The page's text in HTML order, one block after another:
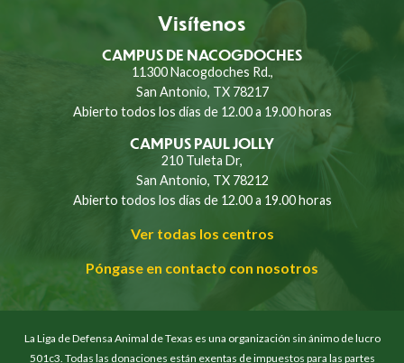
Visítenos
CAMPUS DE NACOGDOCHES
11300 Nacogdoches Rd.,
San Antonio, TX 78217
Abierto todos los días de 12.00 a 19.00 horas
CAMPUS PAUL JOLLY
210 Tuleta Dr,
San Antonio, TX 78212
Abierto todos los días de 12.00 a 19.00 horas
Ver todas los centros
Póngase en contacto con nosotros
La Liga de Defensa Animal de Texas es una organización sin ánimo de lucro
501c3. Todas las donaciones están exentas de impuestos para las partes